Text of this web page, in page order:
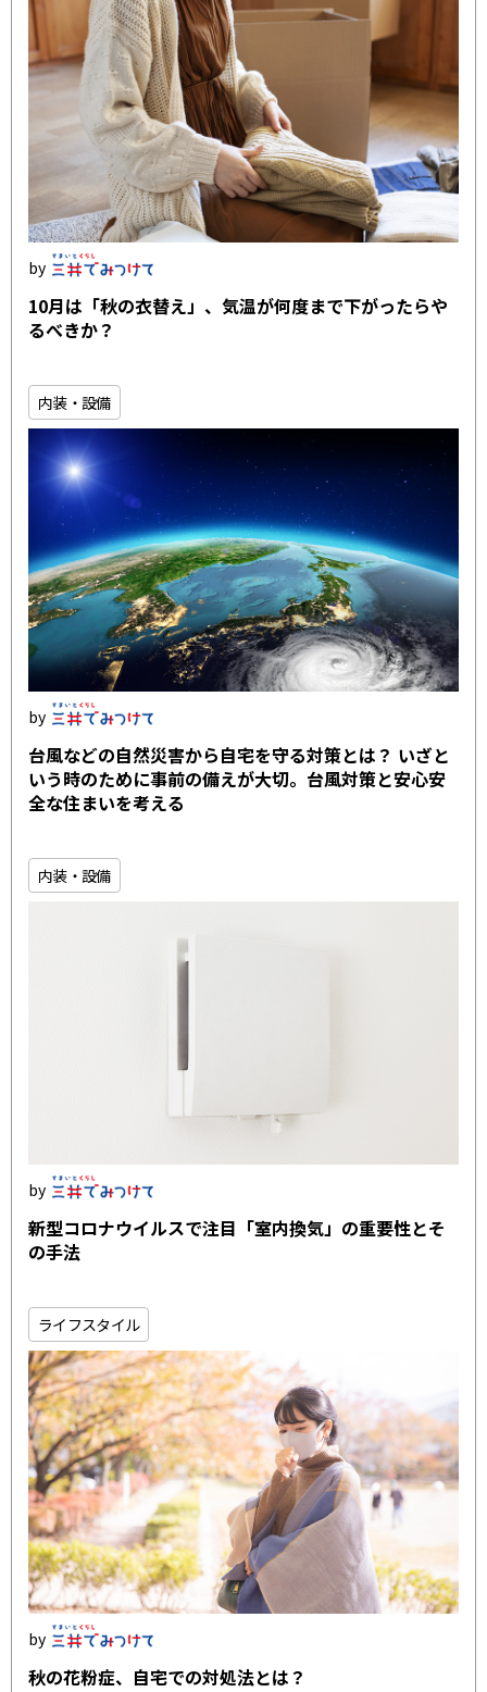
10月は「秋の衣替え」、気温が何度まで下がったらや
るべきか？
内装・設備
台風などの自然災害から自宅を守る対策とは？ いざと
いう時のために事前の備えが大切。台風対策と安心安
全な住まいを考える
内装・設備
新型コロナウイルスで注目「室内換気」の重要性とそ
の手法
ライフスタイル
秋の花粉症、自宅での対処法とは？